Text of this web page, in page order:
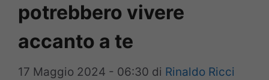
potrebbero vivere
accanto a te
17 Maggio 2024 - 06:30 di Rinaldo Ricci